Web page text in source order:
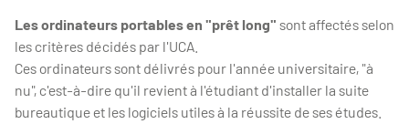
Les ordinateurs portables en "prêt long" sont affectés selon
les critères décidés par l'UCA.
Ces ordinateurs sont délivrés pour l'année universitaire, "à
nu", c'est-à-dire qu'il revient à l'étudiant d'installer la suite
bureautique et les logiciels utiles à la réussite de ses études.